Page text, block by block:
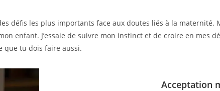
défis les plus importants face aux doutes liés à la maternité.
enfant. J’essaie de suivre mon instinct et de croire en mes
que tu dois faire aussi.
Acceptation